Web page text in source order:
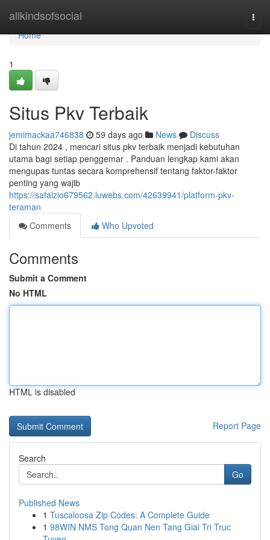
allkindsofsocial
Home
Home
1
Situs Pkv Terbaik
jemimackaa746838 59 days ago News
Discuss
Di tahun 2024 , mencari situs pkv terbaik menjadi kebutuhan
utama bagi setiap penggemar . Panduan lengkap kami akan
mengupas tuntas secara komprehensif tentang faktor-faktor
penting yang wajib
https://safalzio679562.luwebs.com/42639941/platform-pkv-
teraman
Comments
Who Upvoted
Comments
Submit a Comment
No HTML
HTML is disabled
Report Page
Search
Go
Published News
1 Tuscaloosa Zip Codes: A Complete Guide
1 98WIN NMS Tong Quan Nen Tang Giai Tri Truc